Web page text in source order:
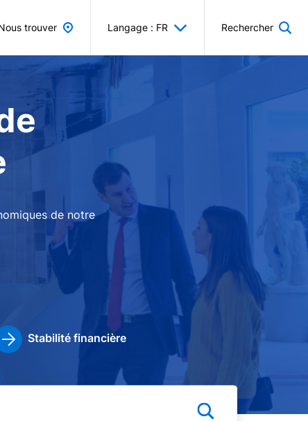
trouver Langage : FR Rechercher
de notre
Stabilité financière